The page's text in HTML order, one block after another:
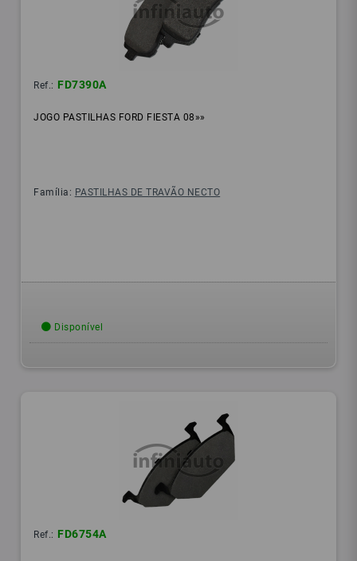
Ref.: FD7390A
JOGO PASTILHAS FORD FIESTA 08»»
Família: PASTILHAS DE TRAVÃO NECTO
Disponível
Ref.: FD6754A